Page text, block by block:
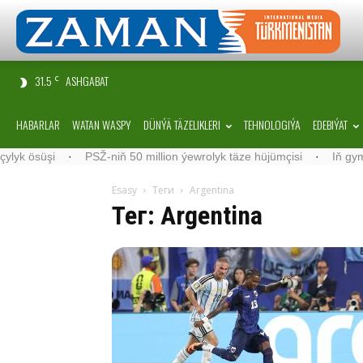
31.5 C ASHGABAT
HABARLAR WATAN WASPY DÜNÝÄ TÄZELIKLERI TEHNOLOGIÝA EDEBIÝAT
niň 50 million ýewrolyk täze hüjümçisi · Iň gymmat iňlis
Esasy Теги Argentina
Тег: Argentina